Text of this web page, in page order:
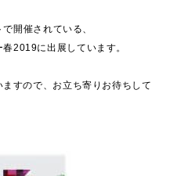
開催されている、
2019に出展しています。
すので、お立ち寄りお待ちして